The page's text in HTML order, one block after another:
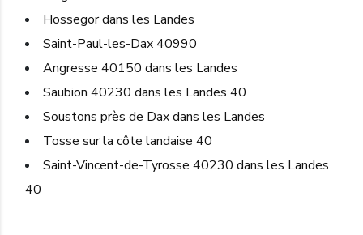
Hossegor dans les Landes
Saint-Paul-les-Dax 40990
Angresse 40150 dans les Landes
Saubion 40230 dans les Landes 40
Soustons près de Dax dans les Landes
Tosse sur la côte landaise 40
Saint-Vincent-de-Tyrosse 40230 dans les Landes
40